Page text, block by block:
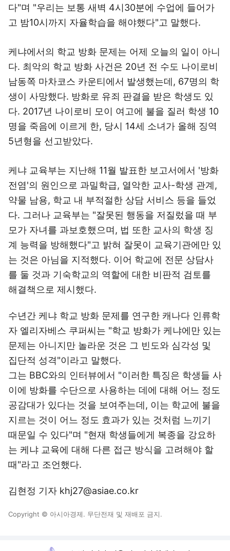
다"며 "우리는 보통 새벽 4시30분에 수업에 들어가
고 밤10시까지 자율학습을 해야했다"고 말했다.
케냐에서의 학교 방화 문제는 어제 오늘의 일이 아니
다. 최악의 학교 방화 사건은 20년 전 수도 나이로비
남동쪽 마차코스 카운티에서 발생했는데, 67명의 학
생이 사망했다. 방화로 유죄 판결을 받은 학생도 있
다. 2017년 나이로비 모이 여고에 불을 질러 학생 10
명을 죽음에 이르게 한, 당시 14세 소녀가 올해 징역
5년형을 선고받았다.
케냐 교육부는 지난해 11월 발표한 보고서에서 '방화
전염'의 원인으로 과밀학급, 열악한 교사-학생 관계,
약물 남용, 학교 내 부적절한 상담 서비스 등을 들었
다. 그러나 교육부는 "잘못된 행동을 저질렀을 때 부
모가 자녀를 과보호했으며, 법 또한 교사의 학생 징
계 능력을 방해했다"고 밝혀 잘못이 교육기관에만 있
는 것은 아님을 지적했다. 이어 학교에 전문 상담사
를 둘 것과 기숙학교의 역할에 대한 비판적 검토를
해결책으로 제시했다.
수년간 케냐 학교 방화 문제를 연구한 캐나다 인류학
자 엘리자베스 쿠퍼씨는 "학교 방화가 케냐에만 있는
문제는 아니지만 놀라운 것은 그 빈도와 심각성 및
집단적 성격"이라고 말했다.
그는 BBC와의 인터뷰에서 "이러한 특징은 학생들 사
이에 방화를 수단으로 사용하는 데에 대해 어느 정도
공감대가 있다는 것을 보여주는데, 이는 학교에 불을
지르는 것이 어느 정도 효과가 있는 것처럼 느끼기
때문일 수 있다"며 "현재 학생들에게 복종을 강요하
는 케냐 교육에 대해 다른 접근 방식을 고려해야 할
때"라고 조언했다.
김현정 기자 khj27@asiae.co.kr
Copyright © 아시아경제. 무단전재 및 재배포 금지.